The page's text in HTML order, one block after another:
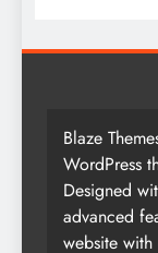
Blaze
WordPress
Designed
advanced
website with